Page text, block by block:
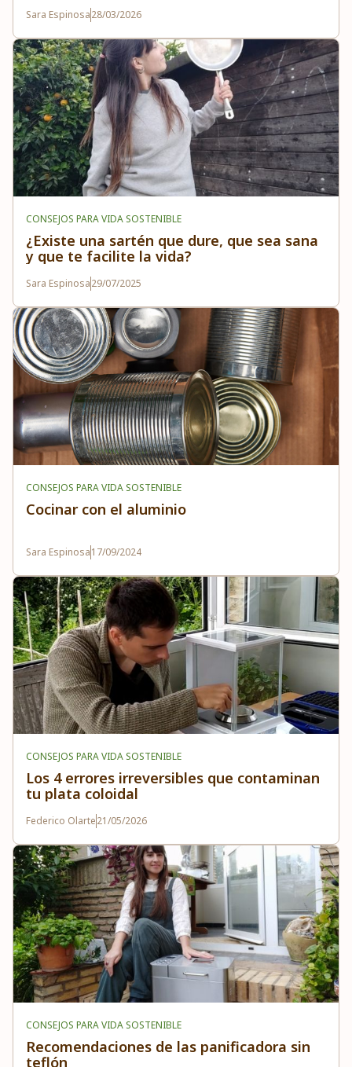
Sara Espinosa28/03/2026
CONSEJOS PARA VIDA SOSTENIBLE
¿Existe una sartén que dure, que sea sana
y que te facilite la vida?
Sara Espinosa29/07/2025
CONSEJOS PARA VIDA SOSTENIBLE
Cocinar con el aluminio
Sara Espinosa17/09/2024
CONSEJOS PARA VIDA SOSTENIBLE
Los 4 errores irreversibles que contaminan
tu plata coloidal
Federico Olarte21/05/2026
CONSEJOS PARA VIDA SOSTENIBLE
Recomendaciones de las panificadora sin
teflón